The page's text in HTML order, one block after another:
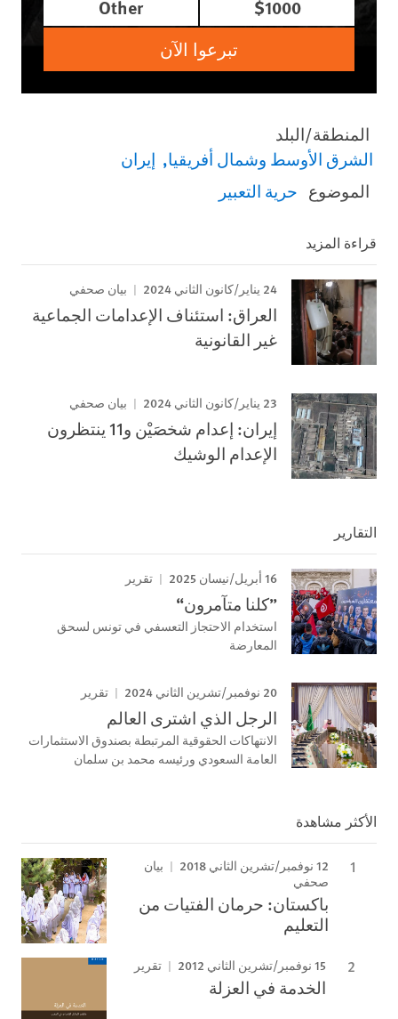
$1000
Other
تبرعوا الآن
المنطقة/البلد
الشرق الأوسط وشمال أفريقيا إيران
الموضوع حرية التعبير
قراءة المزيد
24 يناير/كانون الثاني 2024 بيان صحفي
العراق: استئناف الإعدامات الجماعية
غير القانونية
23 يناير/كانون الثاني 2024 بيان صحفي
إيران: إعدام شخصَيْن و11 ينتظرون
الإعدام الوشيك
التقارير
16 أبريل/نيسان 2025 تقرير
”كلنا متآمرون“
استخدام الاحتجاز التعسفي في تونس لسحق
المعارضة
20 نوفمبر/تشرين الثاني 2024 تقرير
الرجل الذي اشترى العالم
الانتهاكات الحقوقية المرتبطة بصندوق الاستثمارات
العامة السعودي ورئيسه محمد بن سلمان
الأكثر مشاهدة
12 نوفمبر/تشرين الثاني 2018
بيان
صحفي
باكستان: حرمان الفتيات من
التعليم
15 نوفمبر/تشرين الثاني 2012 تقرير
الخدمة في العزلة